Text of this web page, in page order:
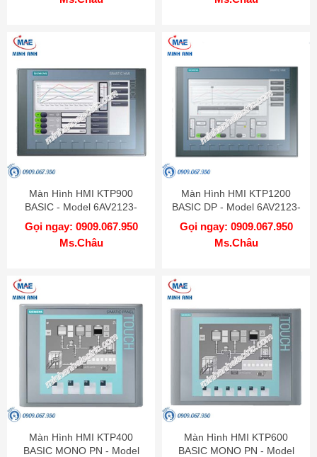
Màn Hình HMI KTP900
BASIC - Model 6AV2123-
2JB03-0AX0
Gọi ngay: 0909.067.950
Ms.Châu
Màn Hình HMI KTP1200
BASIC DP - Model 6AV2123-
2MA03-0AX0
Gọi ngay: 0909.067.950
Ms.Châu
Màn Hình HMI KTP400
BASIC MONO PN - Model
Màn Hình HMI KTP600
BASIC MONO PN - Model